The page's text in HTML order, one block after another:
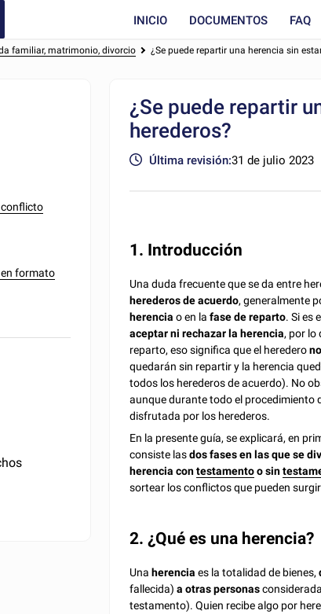
INICIO DOCUMENTOS FAQ
familiar, matrimonio, divorcio ¿Se puede repartir una herencia sin
conflicto
formato
¿Se puede repartir
herederos?
Última revisión:31 de julio 2023
1. Introducción
Una duda frecuente que se da entre
herederos de acuerdo, generalmente
herencia o en lafase de reparto. Si es
aceptar ni rechazar la herencia, por lo
reparto, eso significa que el heredero
quedarán sin repartir y la herencia
todos los herederos de acuerdo). No
aunque durante todo el procedimiento
disfrutada por los herederos.
En la presente guía, se explicará, en
consiste lasdos fases en las que se
herencia contestamentoo sin
sortear los conflictos que pueden
2. ¿Qué es una herencia?
Unaherencia es la totalidad de bienes,
fallecida)a otras personas
testamento). Quien recibe algo por